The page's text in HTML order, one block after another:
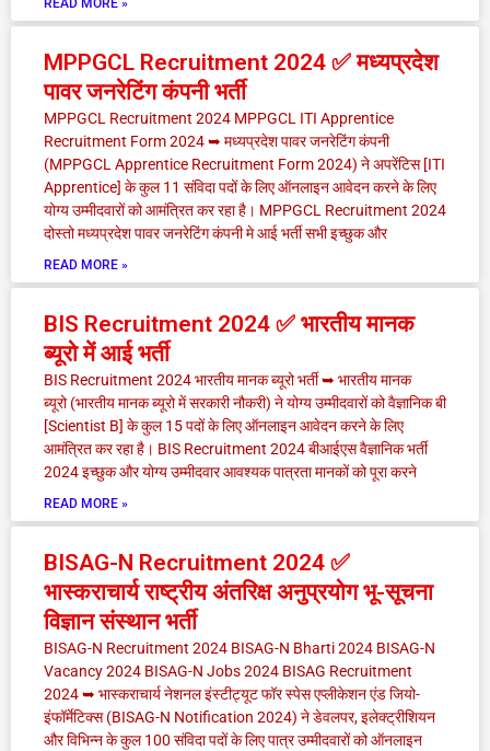
READ MORE »
MPPGCL Recruitment 2024 ✅ मध्यप्रदेश
पावर जनरेटिंग कंपनी भर्ती
MPPGCL Recruitment 2024 MPPGCL ITI Apprentice
Recruitment Form 2024 ➥ मध्यप्रदेश पावर जनरेटिंग कंपनी
(MPPGCL Apprentice Recruitment Form 2024) ने अपरेंटिस [ITI
Apprentice] के कुल 11 संविदा पदों के लिए ऑनलाइन आवेदन करने के लिए
योग्य उम्मीदवारों को आमंत्रित कर रहा है। MPPGCL Recruitment 2024
दोस्तो मध्यप्रदेश पावर जनरेटिंग कंपनी मे आई भर्ती सभी इच्छुक और
READ MORE »
BIS Recruitment 2024 ✅ भारतीय मानक
ब्यूरो में आई भर्ती
BIS Recruitment 2024 भारतीय मानक ब्यूरो भर्ती ➥ भारतीय मानक
ब्यूरो (भारतीय मानक ब्यूरो में सरकारी नौकरी) ने योग्य उम्मीदवारों को वैज्ञानिक बी
[Scientist B] के कुल 15 पदों के लिए ऑनलाइन आवेदन करने के लिए
आमंत्रित कर रहा है। BIS Recruitment 2024 बीआईएस वैज्ञानिक भर्ती
2024 इच्छुक और योग्य उम्मीदवार आवश्यक पात्रता मानकों को पूरा करने
READ MORE »
BISAG-N Recruitment 2024 ✅
भास्कराचार्य राष्ट्रीय अंतरिक्ष अनुप्रयोग भू-सूचना
विज्ञान संस्थान भर्ती
BISAG-N Recruitment 2024 BISAG-N Bharti 2024 BISAG-N
Vacancy 2024 BISAG-N Jobs 2024 BISAG Recruitment
2024 ➥ भास्कराचार्य नेशनल इंस्टीट्यूट फॉर स्पेस एप्लीकेशन एंड जियो-
इंफॉर्मेटिक्स (BISAG-N Notification 2024) ने डेवलपर, इलेक्ट्रीशियन
और विभिन्न के कुल 100 संविदा पदों के लिए पात्र उम्मीदवारों को ऑनलाइन